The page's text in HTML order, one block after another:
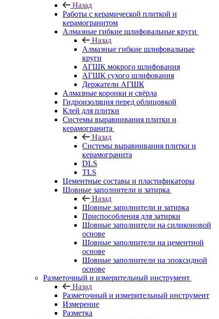
Назад
Работы с керамической плиткой и
керамогранитом
Алмазные гибкие шлифовальные круги
Назад
Алмазные гибкие шлифовальные
круги
АГШК мокрого шлифования
АГШК сухого шлифования
Держатели АГШК
Алмазные коронки и свёрла
Гидроизоляция перед облицовкой
Клей для плитки
Системы выравнивания плитки и
керамогранита
Назад
Системы выравнивания плитки и
керамогранита
DLS
TLS
Цементные составы и пластификаторы
Шовные заполнители и затирка
Назад
Шовные заполнители и затирка
Приспособления для затирки
Шовные заполнители на силиконовой
основе
Шовные заполнители на цементной
основе
Шовные заполнители на эпоксидной
основе
Разметочный и измерительный инструмент
Назад
Разметочный и измерительный инструмент
Измерение
Разметка